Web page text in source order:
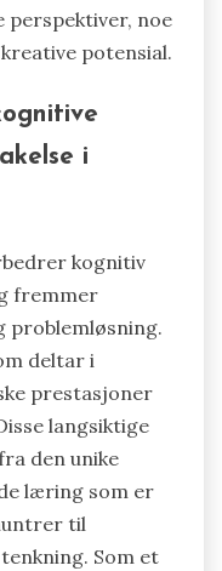
perspektiver, noe
potensial.
i
kognitiv
fremmer
problemløsning.
deltar i
prestasjoner
langsiktige
den unike
læring som er
til
Som et